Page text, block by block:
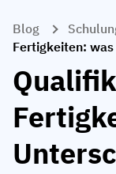
KI-Skill-
Nach branche
Logistik
Medizinische
Adient
Rogers
Logistik
Lernen
AG5 Blog-
White papers
Webinars
Blog
Fertigkeiten: